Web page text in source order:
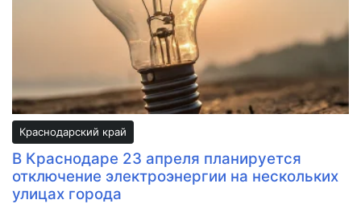
Краснодарский край
В Краснодаре 23 апреля планируется
отключение электроэнергии на нескольких
улицах города